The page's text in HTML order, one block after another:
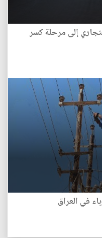
إلى مرحلة كسر
في العراق